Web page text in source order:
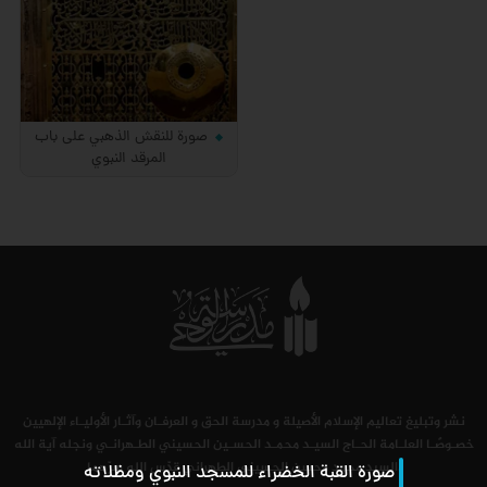
صورة للنقش الذهبي على باب
المرقد النبوي
صورة القبة الخضراء للمسجد النبوي ومظلاته
نشر وتبليغ تعاليم الإسلام الأصيلة و مدرسة الحق و العرفـان وآثـار الأوليـاء الإلهيين
خصـوصًـا العلـامة الحـاج السيـد محمـد الحسـين الحسيني الطـهرانـي ونجله آية الله